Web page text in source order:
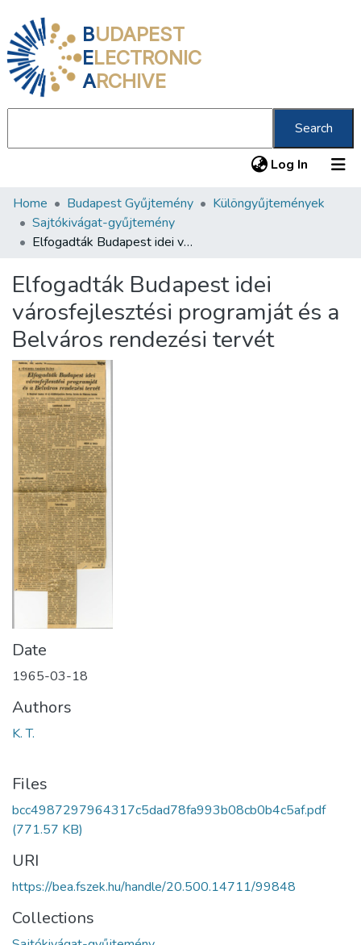
BUDAPEST
ELECTRONIC
ARCHIVE
Search
Log In (current)
Communities & Collections
All of DSpace
About us
Home Budapest Gyűjtemény
Különgyűjtemények
Sajtókivágat-gyűjtemény
Elfogadták Budapest idei városfejlesztési programját és a Belváros rendezési tervét
Elfogadták Budapest idei
városfejlesztési programját és a
Belváros rendezési tervét
Date
1965-03-18
Authors
K. T.
Files
bcc4987297964317c5dad78fa993b08cb0b4c5af.pdf
(771.57 KB)
URI
https://bea.fszek.hu/handle/20.500.14711/99848
Collections